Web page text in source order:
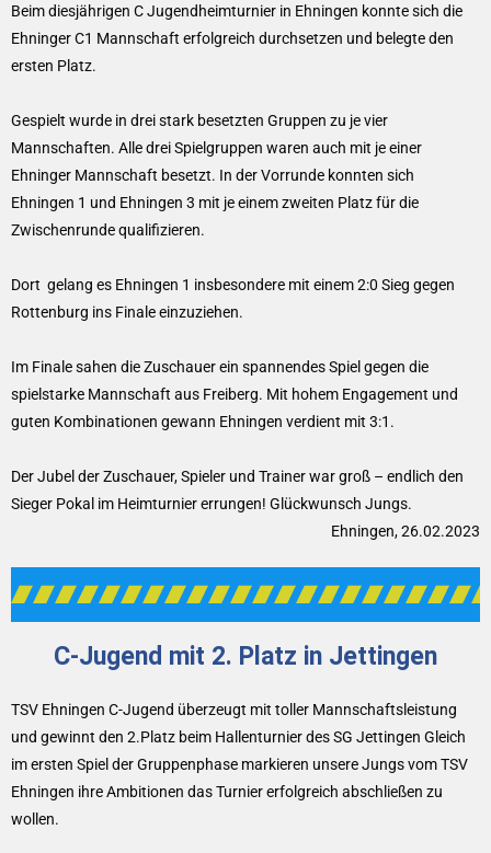
Beim diesjährigen C Jugendheimturnier in Ehningen konnte sich die
Ehninger C1 Mannschaft erfolgreich durchsetzen und belegte den
ersten Platz.
Gespielt wurde in drei stark besetzten Gruppen zu je vier
Mannschaften. Alle drei Spielgruppen waren auch mit je einer
Ehninger Mannschaft besetzt. In der Vorrunde konnten sich
Ehningen 1 und Ehningen 3 mit je einem zweiten Platz für die
Zwischenrunde qualifizieren.
Dort gelang es Ehningen 1 insbesondere mit einem 2:0 Sieg gegen
Rottenburg ins Finale einzuziehen.
Im Finale sahen die Zuschauer ein spannendes Spiel gegen die
spielstarke Mannschaft aus Freiberg. Mit hohem Engagement und
guten Kombinationen gewann Ehningen verdient mit 3:1.
Der Jubel der Zuschauer, Spieler und Trainer war groß – endlich den
Sieger Pokal im Heimturnier errungen! Glückwunsch Jungs.
Ehningen, 26.02.2023
C-Jugend mit 2. Platz in Jettingen
TSV Ehningen C-Jugend überzeugt mit toller Mannschaftsleistung
und gewinnt den 2.Platz beim Hallenturnier des SG Jettingen Gleich
im ersten Spiel der Gruppenphase markieren unsere Jungs vom TSV
Ehningen ihre Ambitionen das Turnier erfolgreich abschließen zu
wollen.